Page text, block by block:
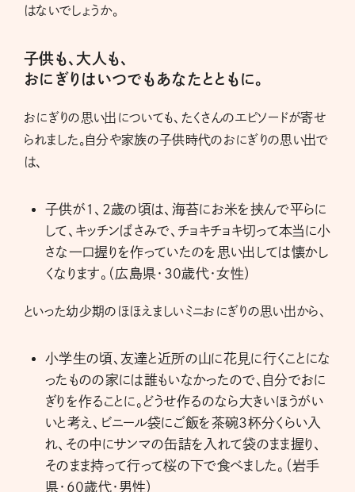
はないでしょうか。
子供も、大人も、
おにぎりはいつでもあなたとともに。
おにぎりの思い出についても、たくさんのエピソードが寄せ
られました。自分や家族の子供時代のおにぎりの思い出で
は、
子供が1、2歳の頃は、海苔にお米を挟んで平らに
して、キッチンばさみで、チョキチョキ切って本当に小
さな一口握りを作っていたのを思い出しては懐かし
くなります。（広島県・30歳代・女性）
といった幼少期のほほえましいミニおにぎりの思い出から、
小学生の頃、友達と近所の山に花見に行くことにな
ったものの家には誰もいなかったので、自分でおに
ぎりを作ることに。どうせ作るのなら大きいほうがい
いと考え、ビニール袋にご飯を茶碗3杯分くらい入
れ、その中にサンマの缶詰を入れて袋のまま握り、
そのまま持って行って桜の下で食べました。（岩手
県・60歳代・男性）